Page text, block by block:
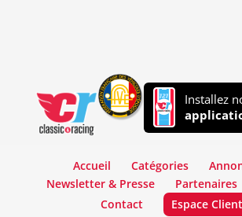
Installez
Accueil Catégories
Newsletter & Presse
Partenaires
Contact
Espace Client